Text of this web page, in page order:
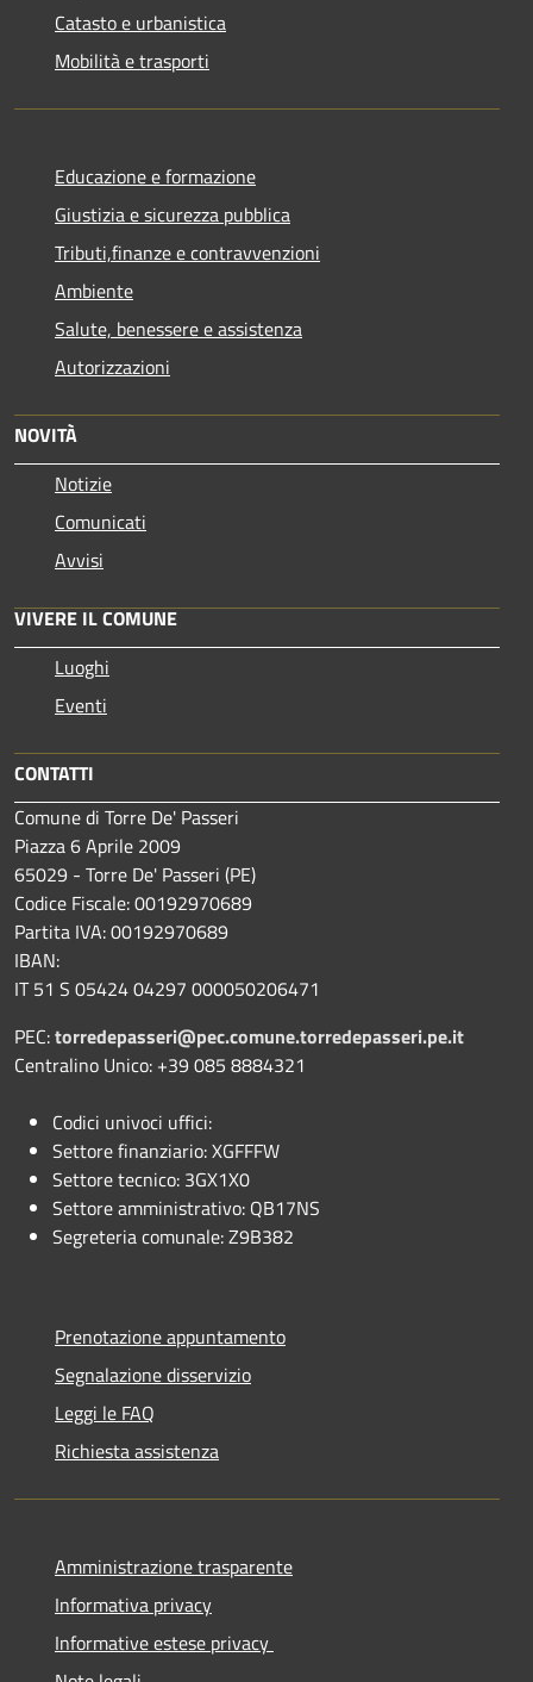
Catasto e urbanistica
Mobilità e trasporti
Educazione e formazione
Giustizia e sicurezza pubblica
Tributi,finanze e contravvenzioni
Ambiente
Salute, benessere e assistenza
Autorizzazioni
NOVITÀ
Notizie
Comunicati
Avvisi
VIVERE IL COMUNE
Luoghi
Eventi
CONTATTI
Comune di Torre De' Passeri
Piazza 6 Aprile 2009
65029 - Torre De' Passeri (PE)
Codice Fiscale: 00192970689
Partita IVA: 00192970689
IBAN:
IT 51 S 05424 04297 000050206471
PEC:torredepasseri@pec.comune.torredepasseri.pe.it
Centralino Unico: +39 085 8884321
Codici univoci uffici:
Settore finanziario: XGFFFW
Settore tecnico: 3GX1X0
Settore amministrativo: QB17NS
Segreteria comunale: Z9B382
Prenotazione appuntamento
Segnalazione disservizio
Leggi le FAQ
Richiesta assistenza
Amministrazione trasparente
Informativa privacy
Informative estese privacy